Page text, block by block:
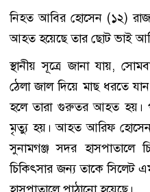
নিহত আবির হোসেন (১২)
আহত হয়েছে তার ছোট ভাই
স্থানীয় সূত্রে জানা যায়,
ঠেলা জাল দিয়ে মাছ ধরতে
হলে তারা গুরুতর আহত হয়।
মৃত্যু হয়। আহত আরিফ
সুনামগঞ্জ সদর হাসপাতালে
চিকিৎসার জন্য তাকে সিলেট